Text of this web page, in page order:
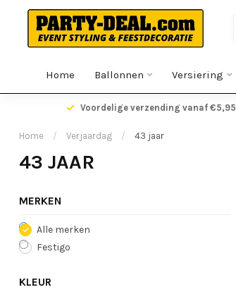
Home Ballonnen Versiering
Voordelige verzending vanaf €5,95
Home / Verjaardag / 43 jaar
43 JAAR
MERKEN
Alle merken
Festigo
KLEUR